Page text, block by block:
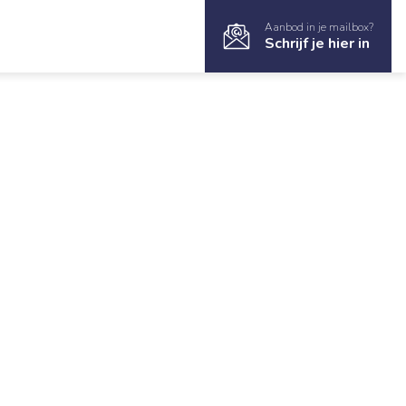
Aanbod in je mailbox?
Schrijf je hier in